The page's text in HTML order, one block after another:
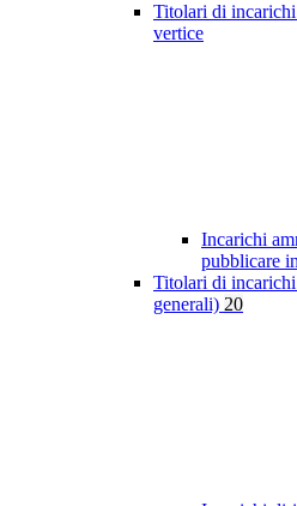
Titolari di
vertice
Incarichi
pubblicare
Titolari di
generali) 20